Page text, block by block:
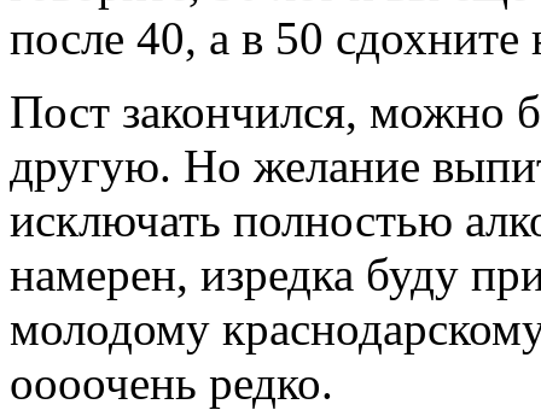
после 40, а в 50 сдохните
Пост закончился, можно
другую. Но желание
исключать полностью
намерен, изредка буду
молодому
оооочень редко.